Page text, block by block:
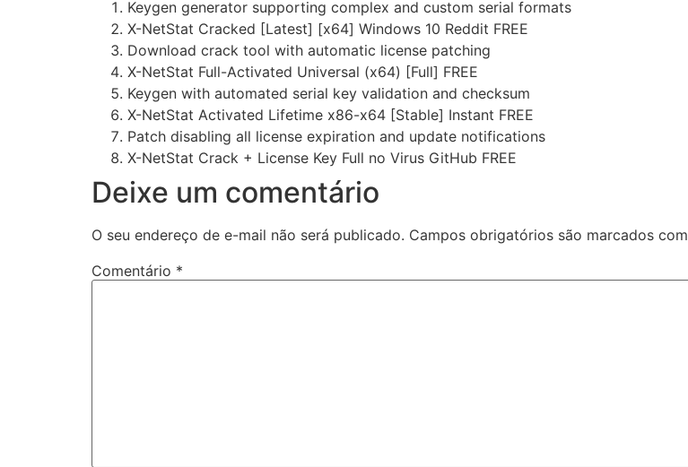
Keygen generator supporting complex and custom serial formats
X-NetStat Cracked [Latest] [x64] Windows 10 Reddit FREE
Download crack tool with automatic license patching
X-NetStat Full-Activated Universal (x64) [Full] FREE
Keygen with automated serial key validation and checksum
X-NetStat Activated Lifetime x86-x64 [Stable] Instant FREE
Patch disabling all license expiration and update notifications
X-NetStat Crack + License Key Full no Virus GitHub FREE
Deixe um comentário
O seu endereço de e-mail não será publicado. Campos obrigatórios são marcados com
Comentário *